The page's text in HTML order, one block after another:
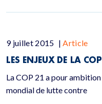
9 juillet 2015 | Article
LES ENJEUX DE LA
La COP 21 a pour
mondial de lutte contre